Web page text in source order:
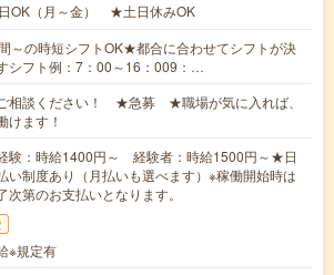
OK（月～金） ★土日休みOK
～の時短シフトOK★都合に合わせてシフトが決
シフト例：7：00～16：009：…
相談ください！ ★急募 ★職場が気に入れば、
けます！
験：時給1400円～ 経験者：時給1500円～★日
い制度あり（月払いも選べます）※稼働開始時は
次第のお支払いとなります。
※規定有